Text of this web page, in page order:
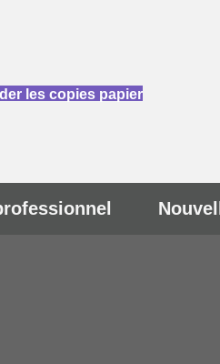
les copies papier